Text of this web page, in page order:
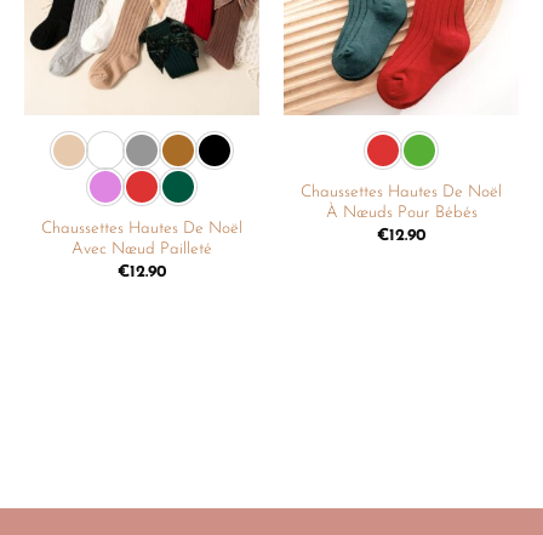
Chaussettes Hautes De Noël
Avec Nœud Pailleté
€12.90
Chaussettes Hautes De Noël
À Nœuds Pour Bébés
€12.90